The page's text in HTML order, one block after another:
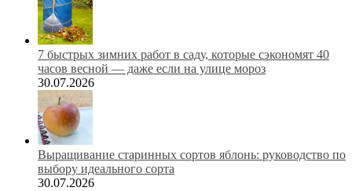
7 быстрых зимних работ в саду, которые сэкономят 40
часов весной — даже если на улице мороз
30.07.2026
Выращивание старинных сортов яблонь: руководство по
выбору идеального сорта
30.07.2026